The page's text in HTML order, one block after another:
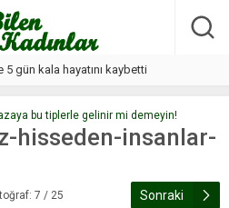
5 gün kala hayatını kaybetti
bu tiplerle gelinir mi demeyin!
hisseden-insanlar-
7 / 25 Sonraki